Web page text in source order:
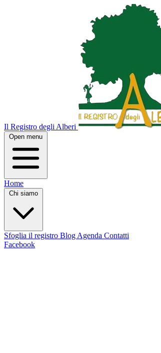
Il Registro degli Alberi
Open menu
Home
Chi siamo
Sfoglia il registro Blog Agenda Contatti
Facebook